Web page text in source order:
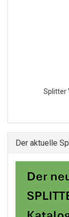
Splitter
Der aktuelle